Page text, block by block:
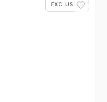
EXCLUSIVA